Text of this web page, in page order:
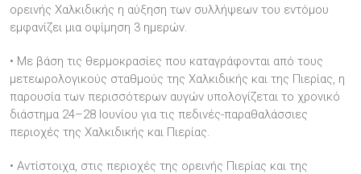
ορεινής Χαλκιδικής η αύξηση των συλλήψεων του εντόμου
εμφανίζει μια οψίμηση 3 ημερών.
• Με βάση τις θερμοκρασίες που καταγράφονται από τους
μετεωρολογικούς σταθμούς της Χαλκιδικής και της Πιερίας, η
παρουσία των περισσότερων αυγών υπολογίζεται το χρονικό
διάστημα 24–28 Ιουνίου για τις πεδινές-παραθαλάσσιες
περιοχές της Χαλκιδικής και Πιερίας.
• Αντίστοιχα, στις περιοχές της ορεινής Πιερίας και της